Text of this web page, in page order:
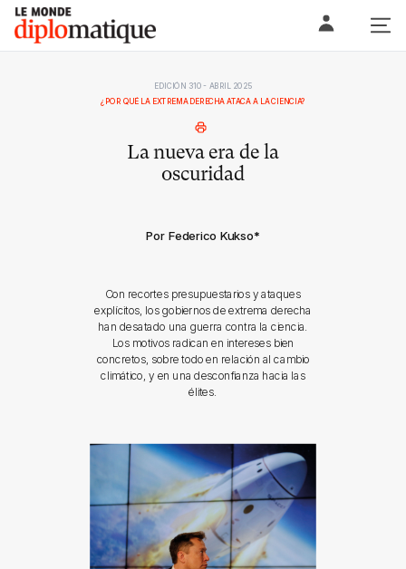
Skip
content
Le monde diplomatique
EDICIÓN 310 - ABRIL 2025
¿POR QUÉ LA EXTREMA DERECHA ATACA A LA CIENCIA?
La nueva era de la
oscuridad
Por Federico Kukso*
Con recortes presupuestarios y ataques
explícitos, los gobiernos de extrema derecha
han desatado una guerra contra la ciencia.
Los motivos radican en intereses bien
concretos, sobre todo en relación al cambio
climático, y en una desconfianza hacia las
élites.